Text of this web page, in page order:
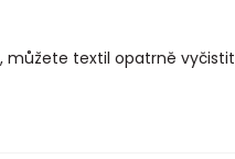
textil opatrně